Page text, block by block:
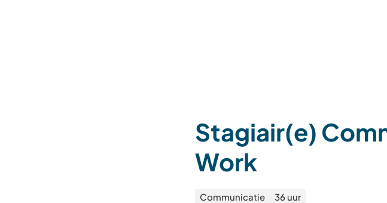
Stagiair(e)
Work
Communicatie 36 uur